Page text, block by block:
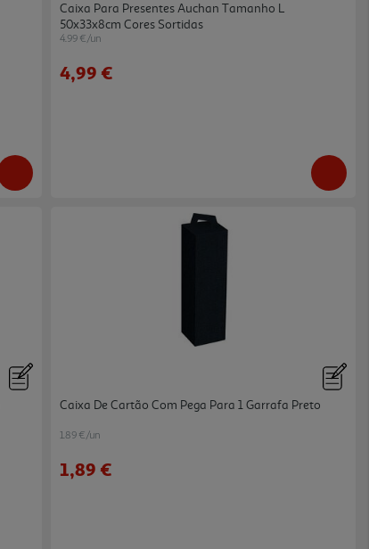
Caixa Para Presentes Auchan Tamanho L
50x33x8cm Cores Sortidas
4.99 €/un
4,99 €
Caixa De Cartão Com Pega Para 1 Garrafa Preto
1.89 €/un
1,89 €